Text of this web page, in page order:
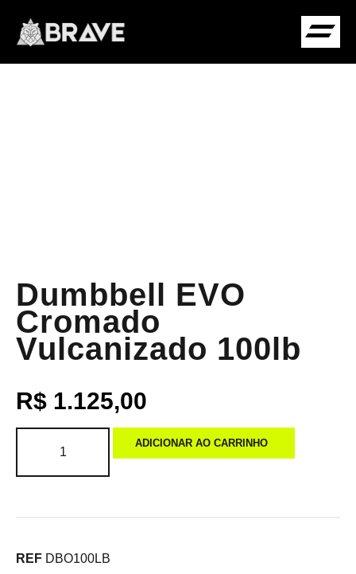
Dumbbell EVO
Cromado
Vulcanizado 100lb
R$ 1.125,00
ADICIONAR AO CARRINHO
REF DBO100LB